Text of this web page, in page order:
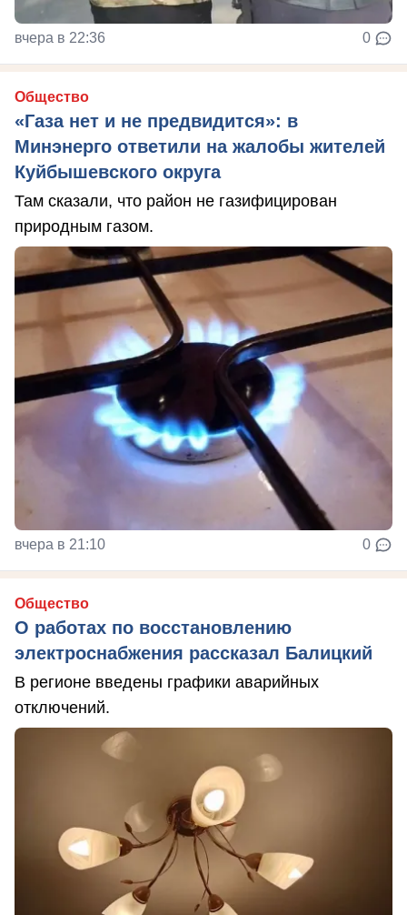
вчера в 22:36 0
Общество
«Газа нет и не предвидится»: в
Минэнерго ответили на жалобы жителей
Куйбышевского округа
Там сказали, что район не газифицирован
природным газом.
вчера в 21:10 0
Общество
О работах по восстановлению
электроснабжения рассказал Балицкий
В регионе введены графики аварийных
отключений.